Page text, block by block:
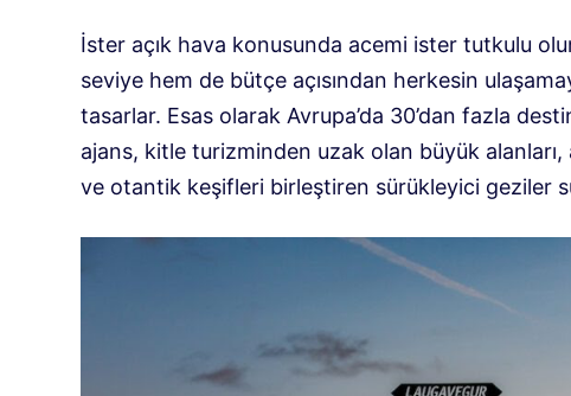
İster açık hava konusunda acemi ister tutkulu
seviye hem de bütçe açısından herkesin
tasarlar. Esas olarak Avrupa’da 30’dan fazla
ajans, kitle turizminden uzak olan büyük alanları,
ve otantik keşifleri birleştiren sürükleyici geziler